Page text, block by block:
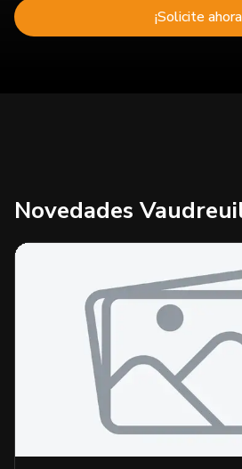
¡Solicite
Novedades